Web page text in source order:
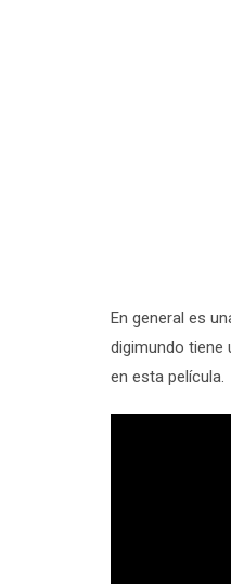
En general es
digimundo tiene
en esta película.